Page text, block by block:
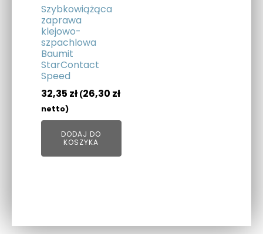
Szybkowiążąca
zaprawa
klejowo-
szpachlowa
Baumit
StarContact
Speed
32,35 zł (26,30 zł
netto)
DODAJ DO
KOSZYKA